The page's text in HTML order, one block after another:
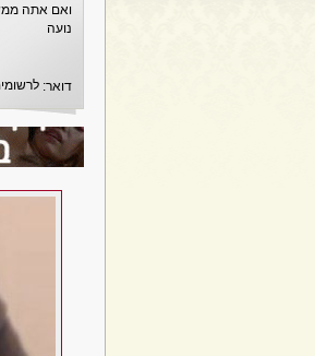
ואם אתה
נועה
דואר: